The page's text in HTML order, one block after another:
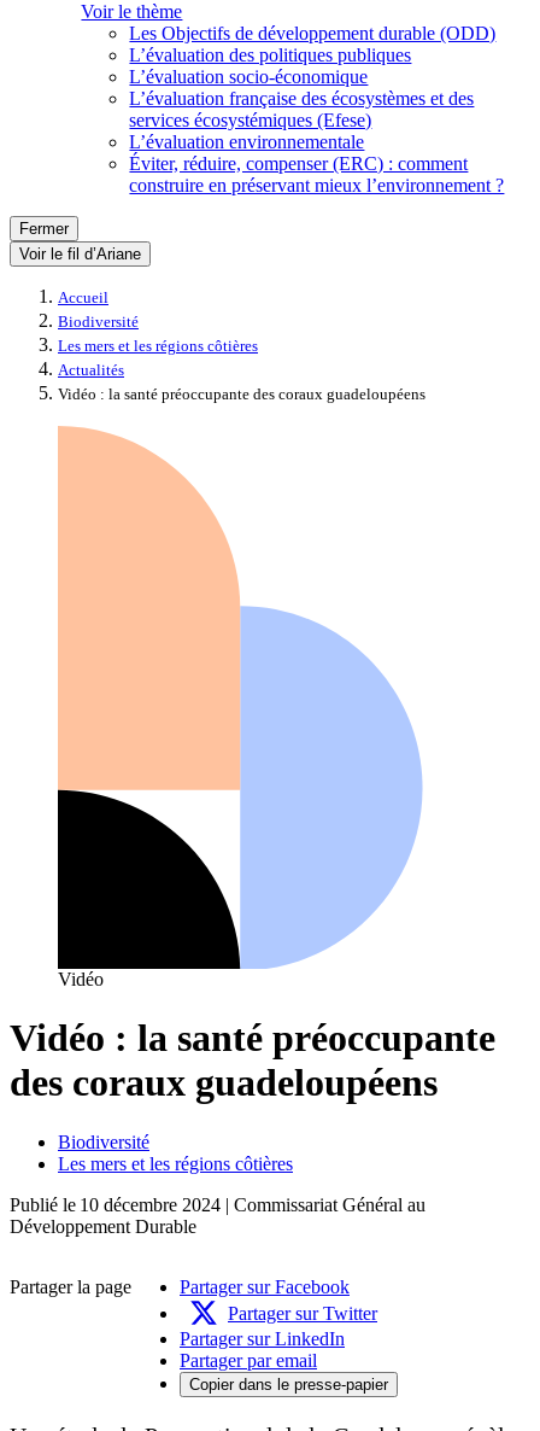
Voir le thème
Les Objectifs de développement durable (ODD)
L’évaluation des politiques publiques
L’évaluation socio-économique
L’évaluation française des écosystèmes et des
services écosystémiques (Efese)
L’évaluation environnementale
Éviter, réduire, compenser (ERC) : comment
construire en préservant mieux l’environnement ?
Fermer
Voir le fil d’Ariane
Accueil
Biodiversité
Les mers et les régions côtières
Actualités
Vidéo : la santé préoccupante des coraux guadeloupéens
Vidéo
Vidéo : la santé préoccupante
des coraux guadeloupéens
Biodiversité
Les mers et les régions côtières
Publié le 10 décembre 2024 | Commissariat Général au
Développement Durable
Partager la page
Partager sur Facebook
Partager sur Twitter
Partager sur LinkedIn
Partager par email
Copier dans le presse-papier